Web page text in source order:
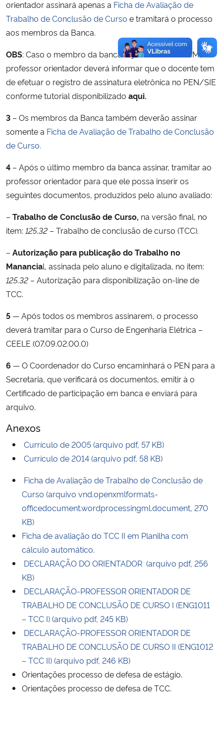
orientador assinará apenas a Ficha de Avaliação de
Trabalho de Conclusão de Curso e tramitará o processo
aos membros da Banca.
OBS: Caso o membro da banca seja externo à UFSM, o
professor orientador deverá informar que o docente tem
de efetuar o registro de assinatura eletrônica no PEN/SIE
conforme tutorial disponibilizado aqui.
3 – Os membros da Banca também deverão assinar
somente a Ficha de Avaliação de Trabalho de Conclusão
de Curso.
4 – Após o último membro da banca assinar, tramitar ao
professor orientador para que ele possa inserir os
seguintes documentos, produzidos pelo aluno avaliado:
– Trabalho de Conclusão de Curso, na versão final, no
item: 125.32 – Trabalho de conclusão de curso (TCC).
– Autorização para publicação do Trabalho no
Manancial, assinada pelo aluno e digitalizada, no item:
125.32 – Autorização para disponibilização on-line de
TCC.
5 — Após todos os membros assinarem, o processo
deverá tramitar para o Curso de Engenharia Elétrica –
CEELE (07.09.02.00.0)
6 — O Coordenador do Curso encaminhará o PEN para a
Secretaria, que verificará os documentos, emitir à o
Certificado de participação em banca e enviará para
arquivo.
Anexos
Currículo de 2005 (arquivo pdf, 57 KB)
Currículo de 2014 (arquivo pdf, 58 KB)
Ficha de Avaliação de Trabalho de Conclusão de
Curso (arquivo vnd.openxmlformats-
officedocument.wordprocessingml.document, 270
KB)
Ficha de avaliação do TCC II em Planilha com
cálculo automático.
DECLARAÇÃO DO ORIENTADOR (arquivo pdf, 256
KB)
DECLARAÇÃO-PROFESSOR ORIENTADOR DE
TRABALHO DE CONCLUSÃO DE CURSO I (ENG1011
– TCC I) (arquivo pdf, 245 KB)
DECLARAÇÃO-PROFESSOR ORIENTADOR DE
TRABALHO DE CONCLUSÃO DE CURSO II (ENG1012
– TCC II) (arquivo pdf, 246 KB)
Orientações processo de defesa de estágio.
Orientações processo de defesa de TCC.